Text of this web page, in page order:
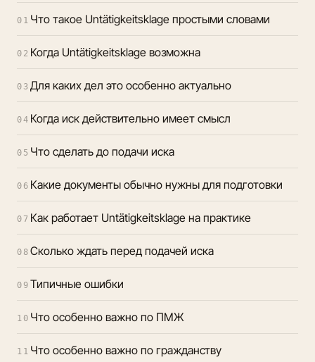
01 Что такое Untätigkeitsklage простыми словами
02 Когда Untätigkeitsklage возможна
03 Для каких дел это особенно актуально
04 Когда иск действительно имеет смысл
05 Что сделать до подачи иска
06 Какие документы обычно нужны для подготовки
07 Как работает Untätigkeitsklage на практике
08 Сколько ждать перед подачей иска
09 Типичные ошибки
10 Что особенно важно по ПМЖ
11 Что особенно важно по гражданству